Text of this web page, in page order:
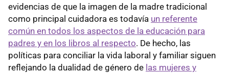
evidencias de que la imagen de la madre tradicional
como principal cuidadora es todavía un referente
común en todos los aspectos de la educación para
padres y en los libros al respecto. De hecho, las
políticas para conciliar la vida laboral y familiar siguen
reflejando la dualidad de género de las mujeres y